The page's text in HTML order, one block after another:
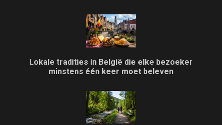
Lokale tradities in België die elke bezoeker
minstens één keer moet beleven